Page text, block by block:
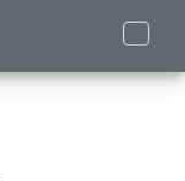
Toggle